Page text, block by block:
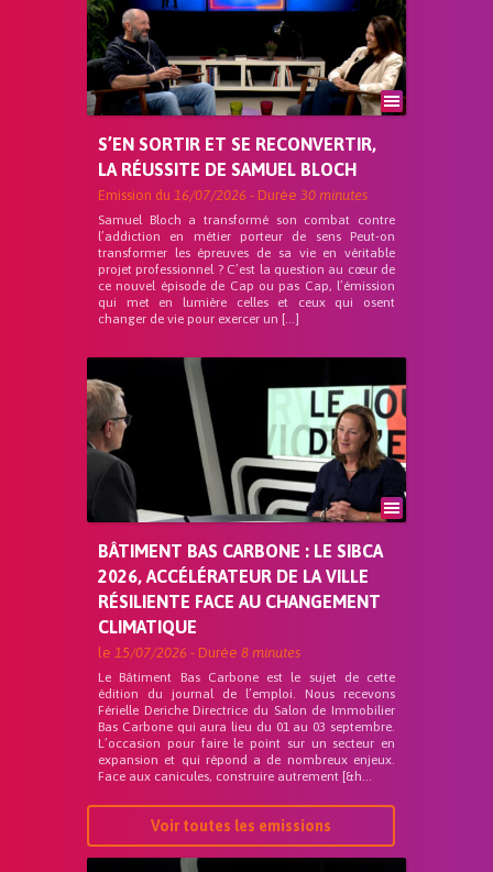
S’EN SORTIR ET SE RECONVERTIR,
LA RÉUSSITE DE SAMUEL BLOCH
Emission du 16/07/2026 - Durée 30 minutes
Samuel Bloch a transformé son combat contre
l’addiction en métier porteur de sens Peut-on
transformer les épreuves de sa vie en véritable
projet professionnel ? C’est la question au cœur de
ce nouvel épisode de Cap ou pas Cap, l’émission
qui met en lumière celles et ceux qui osent
changer de vie pour exercer un […]
BÂTIMENT BAS CARBONE : LE SIBCA
2026, ACCÉLÉRATEUR DE LA VILLE
RÉSILIENTE FACE AU CHANGEMENT
CLIMATIQUE
le 15/07/2026 - Durée 8 minutes
Le Bâtiment Bas Carbone est le sujet de cette
édition du journal de l’emploi. Nous recevons
Férielle Deriche Directrice du Salon de Immobilier
Bas Carbone qui aura lieu du 01 au 03 septembre.
L’occasion pour faire le point sur un secteur en
expansion et qui répond a de nombreux enjeux.
Face aux canicules, construire autrement [&h...
Voir toutes les emissions